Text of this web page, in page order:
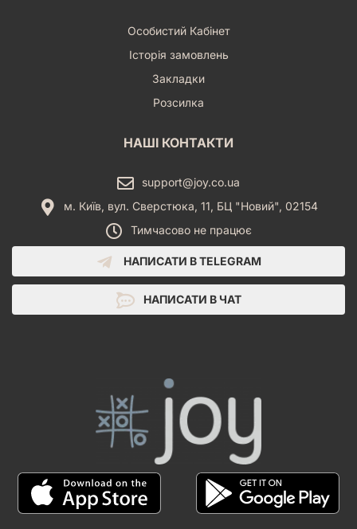
Особистий Кабінет
Історія замовлень
Закладки
Розсилка
НАШІ КОНТАКТИ
support@joy.co.ua
м. Київ, вул. Сверстюка, 11, БЦ "Новий", 02154
Тимчасово не працює
НАПИСАТИ В TELEGRAM
НАПИСАТИ В ЧАТ